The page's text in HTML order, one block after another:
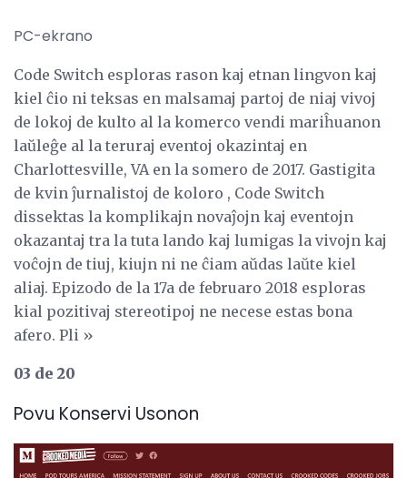
PC-ekrano
Code Switch esploras rason kaj etnan lingvon kaj
kiel ĉio ni teksas en malsamaj partoj de niaj vivoj
de lokoj de kulto al la komerco vendi mariĥuanon
laŭleĝe al la teruraj eventoj okazintaj en
Charlottesville, VA en la somero de 2017. Gastigita
de kvin ĵurnalistoj de koloro , Code Switch
dissektas la komplikajn novaĵojn kaj eventojn
okazantaj tra la tuta lando kaj lumigas la vivojn kaj
voĉojn de tiuj, kiujn ni ne ĉiam aŭdas laŭte kiel
aliaj. Epizodo de la 17a de februaro 2018 esploras
kial pozitivaj stereotipoj ne necese estas bona
afero. Pli »
03 de 20
Povu Konservi Usonon